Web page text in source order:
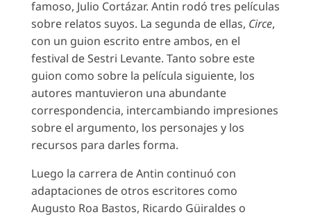
famoso, Julio Cortázar. Antin rodó tres películas
sobre relatos suyos. La segunda de ellas, Circe,
con un guion escrito entre ambos, en el
festival de Sestri Levante. Tanto sobre este
guion como sobre la película siguiente, los
autores mantuvieron una abundante
correspondencia, intercambiando impresiones
sobre el argumento, los personajes y los
recursos para darles forma.
Luego la carrera de Antin continuó con
adaptaciones de otros escritores como
Augusto Roa Bastos, Ricardo Güiraldes o